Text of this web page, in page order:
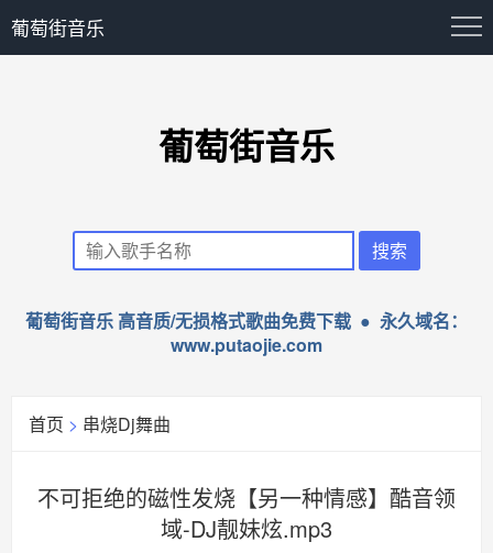
葡萄街音乐
葡萄街音乐
葡萄街音乐 高音质/无损格式歌曲免费下载 ● 永久域名：
www.putaojie.com
首页 > 串烧Dj舞曲
不可拒绝的磁性发烧【另一种情感】酷音领
域-DJ靓妹炫.mp3